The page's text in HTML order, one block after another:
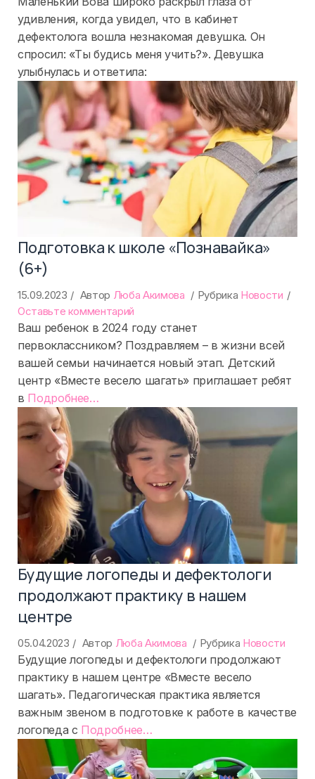
МГПУ
получают
наших
специалистов
удивления, когда увидел, что в кабинет
дефектолога вошла незнакомая девушка. Он
спросил: «Ты будись меня учить?». Девушка
улыбнулась и ответила:
Подготовка к школе «Познавайка»
(6+)
15.09.2023 Автор Люба Акимова Рубрика Новости
Оставьте комментарийon
Подготовка
к
школе
«Познавайка»
Ваш ребенок в 2024 году станет
первоклассником? Поздравляем – в жизни всей
вашей семьи начинается новый этап. Детский
центр «Вместе весело шагать» приглашает ребят
в Подробнее«%s»
…
Будущие логопеды и дефектологи
продолжают практику в нашем
центре
05.04.2023 Автор Люба Акимова Рубрика Новости
Будущие логопеды и дефектологи продолжают
практику в нашем центре «Вместе весело
шагать». Педагогическая практика является
важным звеном в подготовке к работе в качестве
логопеда с Подробнее«%s»
…